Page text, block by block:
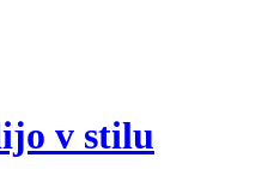
v stilu